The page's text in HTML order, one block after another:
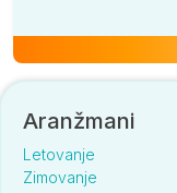
Aranžmani
Letovanje
Zimovanje